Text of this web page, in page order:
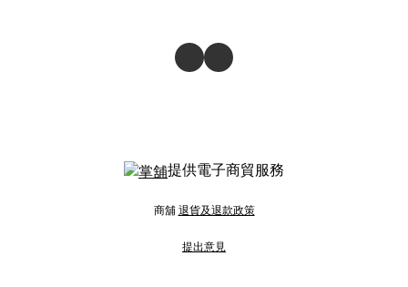
提供電子商貿服務
商舖 退貨及退款政策
提出意見